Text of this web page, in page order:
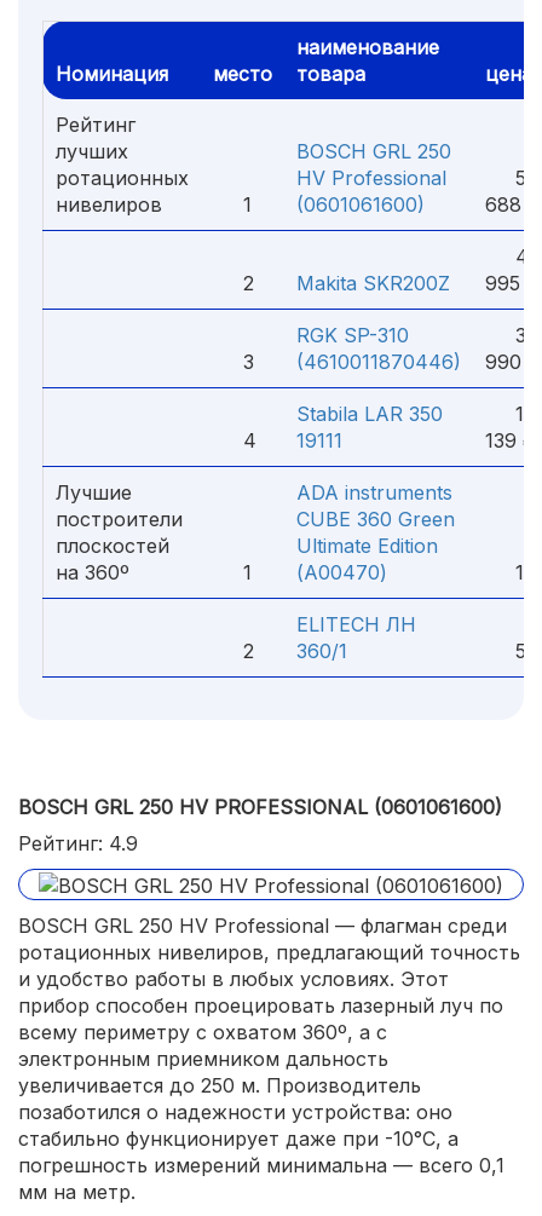
Номинация место
наименование
товара
цена
Рейтинг
лучших
ротационных
нивелиров
1
BOSCH GRL 250
HV Professional
(0601061600)
50
688 ₽
2 Makita SKR200Z
40
995 ₽
3
RGK SP-310
(4610011870446)
35
990 ₽
4
Stabila LAR 350
19111
113
139 ₽
Лучшие
построители
плоскостей
на 360º
1
ADA instruments
CUBE 360 Green
Ultimate Edition
(А00470)
11
2
ELITECH ЛН
360/1
5
BOSCH GRL 250 HV PROFESSIONAL (0601061600)
Рейтинг: 4.9
BOSCH GRL 250 HV Professional — флагман среди
ротационных нивелиров, предлагающий точность
и удобство работы в любых условиях. Этот
прибор способен проецировать лазерный луч по
всему периметру с охватом 360º, а с
электронным приемником дальность
увеличивается до 250 м. Производитель
позаботился о надежности устройства: оно
стабильно функционирует даже при -10°C, а
погрешность измерений минимальна — всего 0,1
мм на метр.